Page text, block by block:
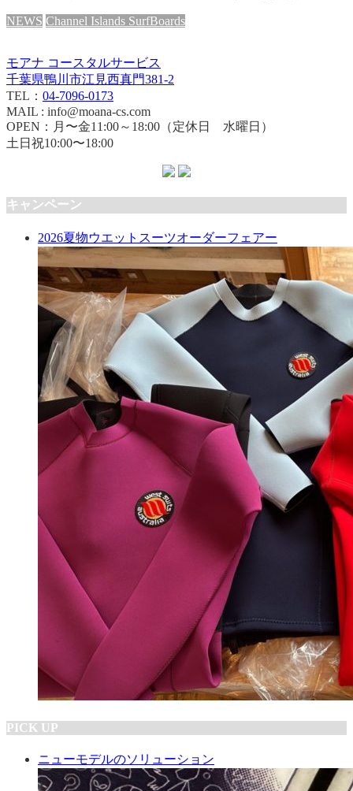
NEWS Channel Islands SurfBoards
モアナ コースタルサービス
千葉県鴨川市江見西真門381-2
TEL： 04-7096-0173
MAIL : info@moana-cs.com
OPEN：月〜金11:00～18:00（定休日 水曜日）
土日祝10:00〜18:00
キャンペーン
2026夏物ウエットスーツオーダーフェアー
PICK UP
ニューモデルのソリューション